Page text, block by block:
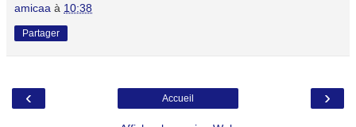
amicaa à 10:38
Partager
‹ ›
Accueil